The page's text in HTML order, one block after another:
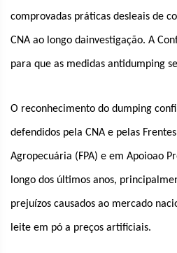
comprovadas práticas desleais de
CNA ao longo dainvestigação. A
para que as medidas antidumping
O reconhecimento do dumping
defendidos pela CNA e pelas
Agropecuária (FPA) e em Apoioao
longo dos últimos anos,
prejuízos causados ao mercado
leite em pó a preços artificiais.